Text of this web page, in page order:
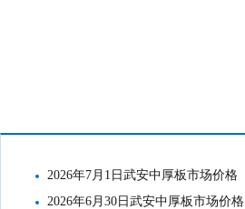
2026年7月1日武安中厚板市场价格
2026年6月30日武安中厚板市场价格